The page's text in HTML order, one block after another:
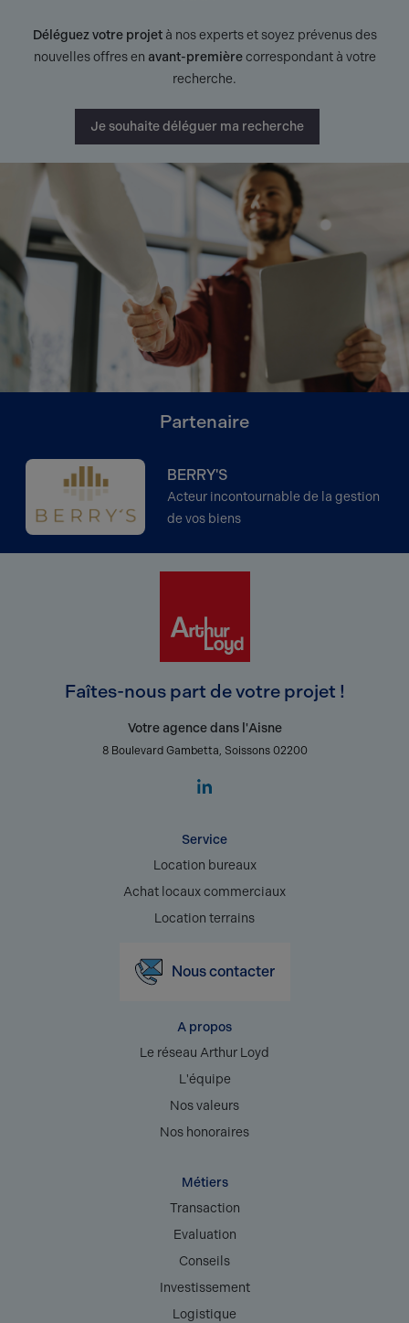
Déléguez votre projetà nos experts et soyez prévenus des
nouvelles offres en avant-premièrecorrespondant à votre
recherche.
Je souhaite déléguer ma recherche
Partenaire
BERRY'S
Acteur incontournable de la gestion
de vos biens
Faîtes-nous part de votre projet !
Votre agence dans l'Aisne
8 Boulevard Gambetta, Soissons 02200
Service
Location bureaux
Achat locaux commerciaux
Location terrains
Nous contacter
A propos
Le réseau Arthur Loyd
L'équipe
Nos valeurs
Nos honoraires
Métiers
Transaction
Evaluation
Conseils
Investissement
Logistique